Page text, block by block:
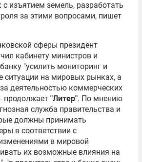
с изъятием земель, разработать
за этими вопросами, пишет
сферы президент
кабинету министров и
"усилить мониторинг и
ситуации на мировых рынках, а
деятельностью коммерческих
продолжает "Литер". По мнению
служба правительства и
должны принимать
в соответствии с
в мировой
их возможные влияния на